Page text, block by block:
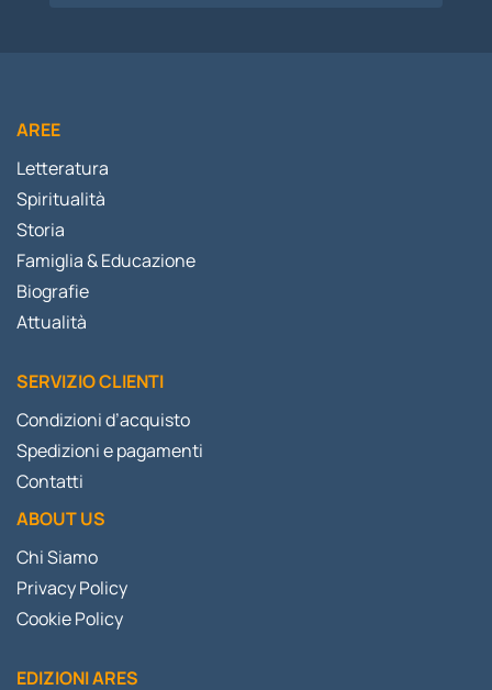
AREE
Letteratura
Spiritualità
Storia
Famiglia & Educazione
Biografie
Attualità
SERVIZIO CLIENTI
Condizioni d’acquisto
Spedizioni e pagamenti
Contatti
ABOUT US
Chi Siamo
Privacy Policy
Cookie Policy
EDIZIONI ARES